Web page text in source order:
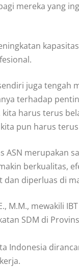
mereka yang
juga tengah
terhadap
harus terus
pun harus
ASN merupakan
berkualitas,
diperluas di
M.M., mewakili
SDM di
Indonesia